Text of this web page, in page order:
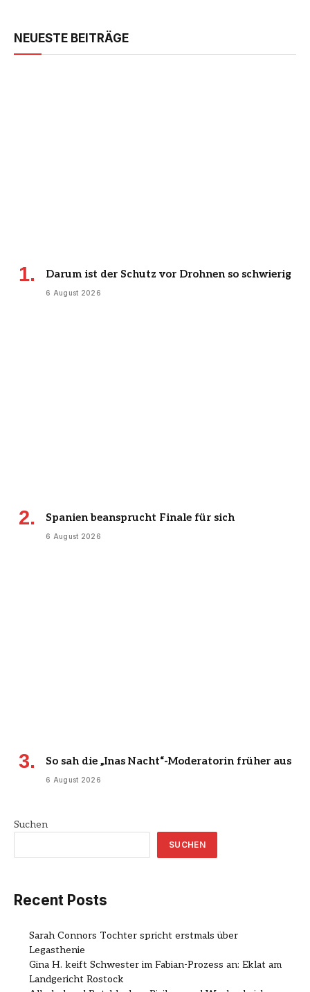
NEUESTE BEITRÄGE
Darum ist der Schutz vor Drohnen so schwierig
6 August 2026
Spanien beansprucht Finale für sich
6 August 2026
So sah die „Inas Nacht“-Moderatorin früher aus
6 August 2026
Suchen
SUCHEN
Recent Posts
Sarah Connors Tochter spricht erstmals über
Legasthenie
Gina H. keift Schwester im Fabian-Prozess an: Eklat am
Landgericht Rostock